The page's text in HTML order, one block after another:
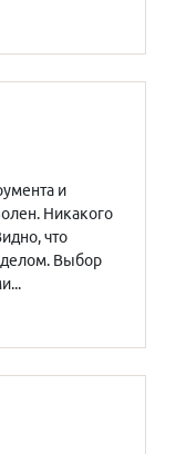
и
Никакого
что
делом. Выбор